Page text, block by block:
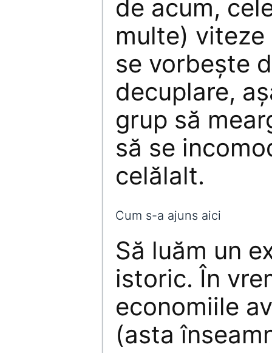
de acum,
multe)
se vorbește
decuplare,
grup să
să se
celălalt.
Cum s-a ajuns aici
Să luăm un
istoric. În
economiile
(asta